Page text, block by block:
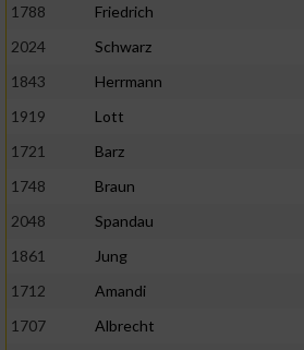
1788
Friedrich
2024
Schwarz
1843
Herrmann
1919
Lott
1721
Barz
1748
Braun
2048
Spandau
1861
Jung
1712
Amandi
1707
Albrecht